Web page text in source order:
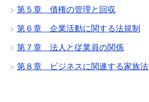
第５章 債権の管理と回収
第６章 企業活動に関する法規制
第７章 法人と従業員の関係
第８章 ビジネスに関連する家族法